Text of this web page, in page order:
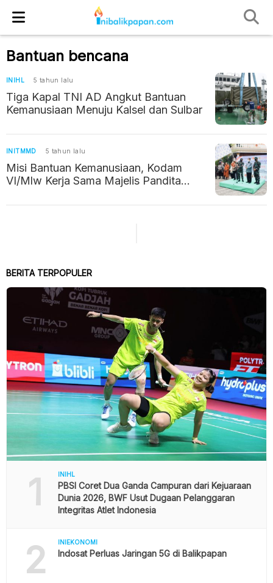
Bantuan bencana
INIHL 5 tahun lalu
Tiga Kapal TNI AD Angkut Bantuan
Kemanusiaan Menuju Kalsel dan Sulbar
INITMMD 5 tahun lalu
Misi Bantuan Kemanusiaan, Kodam
VI/Mlw Kerja Sama Majelis Pandita
Foundation
BERITA TERPOPULER
1 INIHL
PBSI Coret Dua Ganda Campuran dari Kejuaraan
Dunia 2026, BWF Usut Dugaan Pelanggaran
Integritas Atlet Indonesia
2 INIEKONOMI
Indosat Perluas Jaringan 5G di Balikpapan